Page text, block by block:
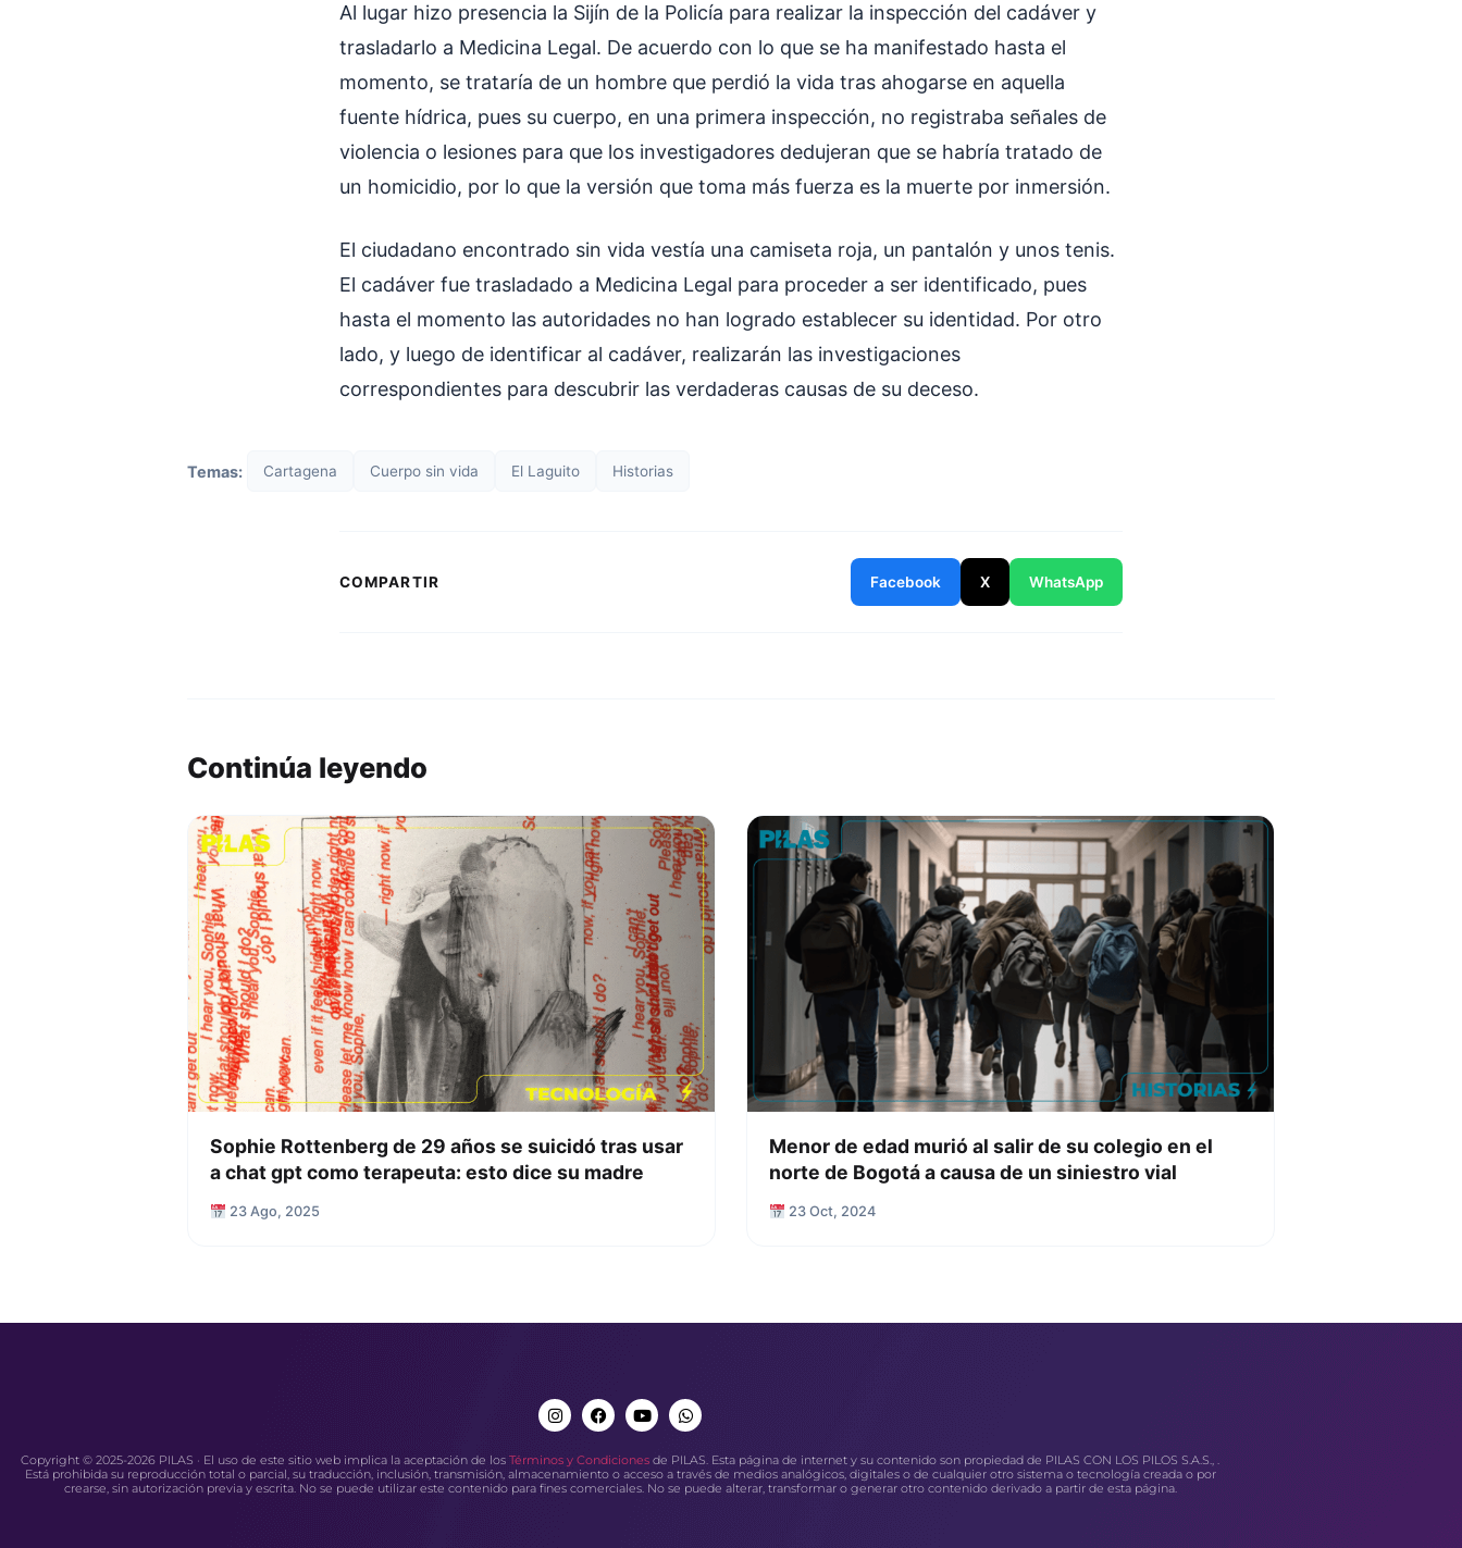
Al lugar hizo presencia la Sijín de la Policía para realizar la inspección del cadáver y
trasladarlo a Medicina Legal. De acuerdo con lo que se ha manifestado hasta el
momento, se trataría de un hombre que perdió la vida tras ahogarse en aquella
fuente hídrica, pues su cuerpo, en una primera inspección, no registraba señales de
violencia o lesiones para que los investigadores dedujeran que se habría tratado de
un homicidio, por lo que la versión que toma más fuerza es la muerte por inmersión.
El ciudadano encontrado sin vida vestía una camiseta roja, un pantalón y unos tenis.
El cadáver fue trasladado a Medicina Legal para proceder a ser identificado, pues
hasta el momento las autoridades no han logrado establecer su identidad. Por otro
lado, y luego de identificar al cadáver, realizarán las investigaciones
correspondientes para descubrir las verdaderas causas de su deceso.
Temas: Cartagena Cuerpo sin vida El Laguito Historias
COMPARTIR Facebook X WhatsApp
Continúa leyendo
Sophie Rottenberg de 29 años se suicidó tras usar
a chat gpt como terapeuta: esto dice su madre
23 Ago, 2025
Menor de edad murió al salir de su colegio en el
norte de Bogotá a causa de un siniestro vial
23 Oct, 2024
Copyright © 2025-2026 PILAS · El uso de este sitio web implica la aceptación de los Términos y Condiciones de PILAS. Esta página de internet y su contenido son propiedad de PILAS CON LOS PILOS S.A.S., .
Está prohibida su reproducción total o parcial, su traducción, inclusión, transmisión, almacenamiento o acceso a través de medios analógicos, digitales o de cualquier otro sistema o tecnología creada o por
crearse, sin autorización previa y escrita. No se puede utilizar este contenido para fines comerciales. No se puede alterar, transformar o generar otro contenido derivado a partir de esta página.